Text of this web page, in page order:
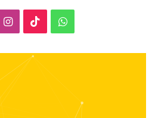
Instagram
TikTokWhatsApp